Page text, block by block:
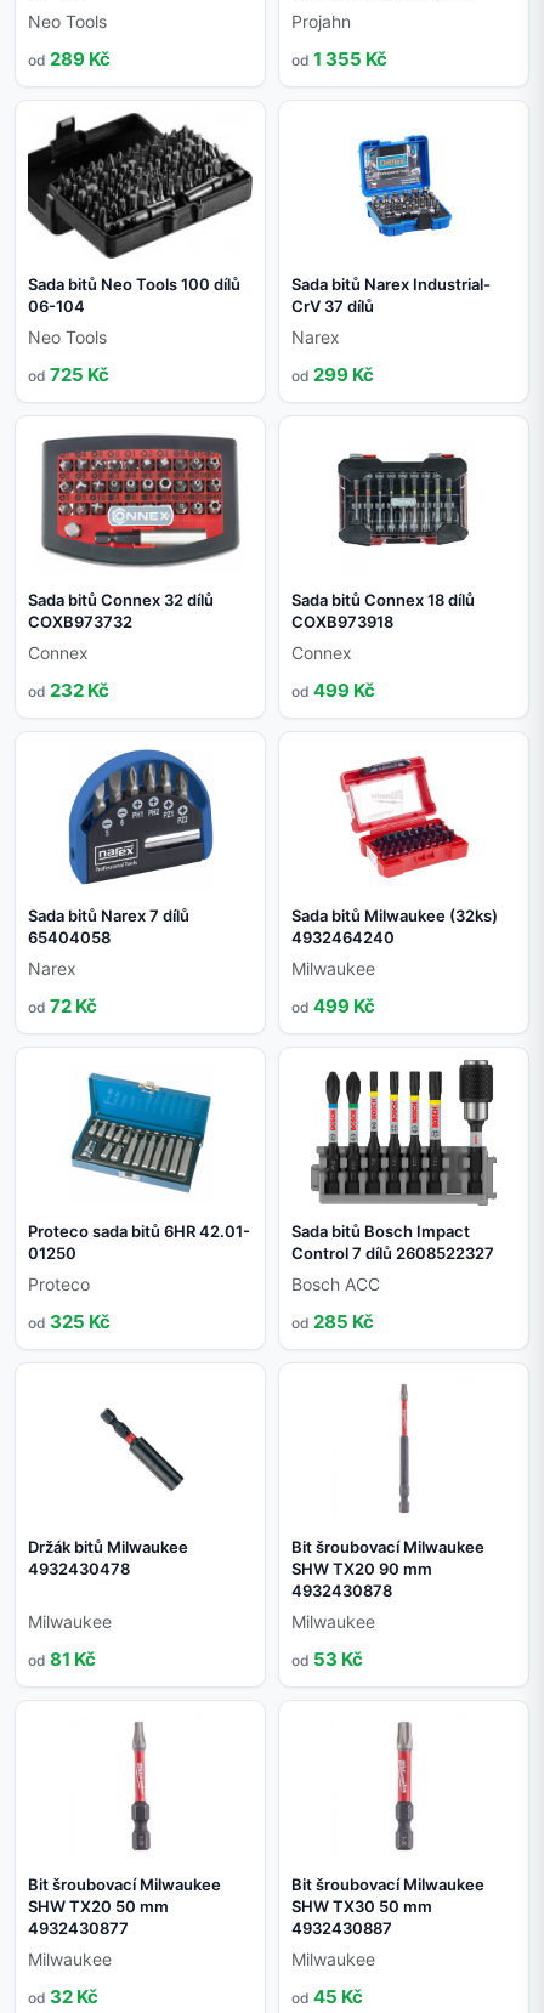
Neo Tools
od 289 Kč
Projahn
od 1 355 Kč
Sada bitů Neo Tools 100 dílů
06-104
Neo Tools
od 725 Kč
Sada bitů Narex Industrial-
CrV 37 dílů
Narex
od 299 Kč
Sada bitů Connex 32 dílů
COXB973732
Connex
od 232 Kč
Sada bitů Connex 18 dílů
COXB973918
Connex
od 499 Kč
Sada bitů Narex 7 dílů
65404058
Narex
od 72 Kč
Sada bitů Milwaukee (32ks)
4932464240
Milwaukee
od 499 Kč
Proteco sada bitů 6HR 42.01-
01250
Proteco
od 325 Kč
Sada bitů Bosch Impact
Control 7 dílů 2608522327
Bosch ACC
od 285 Kč
Držák bitů Milwaukee
4932430478
Milwaukee
od 81 Kč
Bit šroubovací Milwaukee
SHW TX20 90 mm
4932430878
Milwaukee
od 53 Kč
Bit šroubovací Milwaukee
SHW TX20 50 mm
4932430877
Milwaukee
od 32 Kč
Bit šroubovací Milwaukee
SHW TX30 50 mm
4932430887
Milwaukee
od 45 Kč